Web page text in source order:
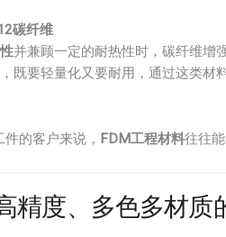
碳纤维
并兼顾一定的耐热性时，碳纤维增
既要轻量化又要耐用，通过这类材
的客户来说， FDM工程材料往往
精度、多色多材质